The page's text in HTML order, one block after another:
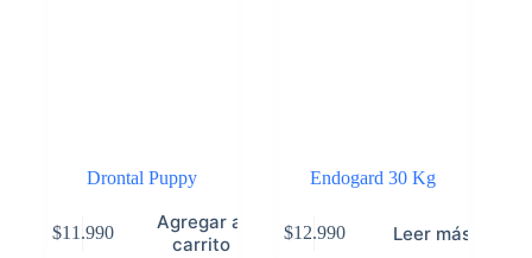
Drontal Puppy
$11.990
Agregar al
carrito
Endogard 30 Kg
$12.990 Leer más